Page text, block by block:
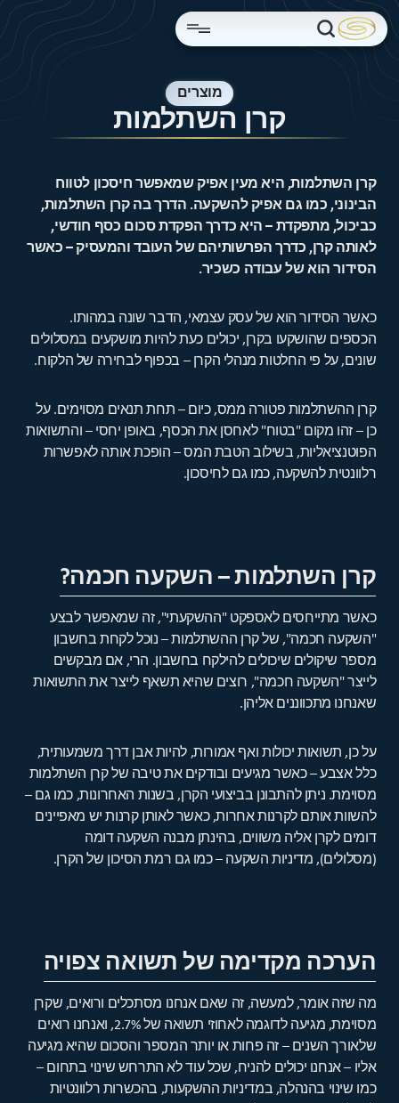
מוצרים
קרן השתלמות
קרן השתלמות, היא מעין אפיק שמאפשר חיסכון לטווח
הבינוני, כמו גם אפיק להשקעה. הדרך בה קרן השתלמות,
כביכול, מתפקדת – היא כדרך הפקדת סכום כסף חודשי,
לאותה קרן, כדרך הפרשותיהם של העובד והמעסיק – כאשר
הסידור הוא של עבודה כשכיר.
כאשר הסידור הוא של עסק עצמאי, הדבר שונה במהותו.
הכספים שהושקעו בקרן, יכולים כעת להיות מושקעים במסלולים
שונים, על פי החלטות מנהלי הקרן – בכפוף לבחירה של הלקוח.
קרן ההשתלמות פטורה ממס, כיום – תחת תנאים מסוימים. על
כן – זהו מקום "בטוח" לאחסן את הכסף, באופן יחסי – והתשואות
הפוטנציאליות, בשילוב הטבת המס – הופכת אותה לאפשרות
רלוונטית להשקעה, כמו גם לחיסכון.
קרן השתלמות – השקעה חכמה?
כאשר מתייחסים לאספקט "ההשקעתי", זה שמאפשר לבצע
"השקעה חכמה", של קרן ההשתלמות – נוכל לקחת בחשבון
מספר שיקולים שיכולים להילקח בחשבון. הרי, אם מבקשים
לייצר "השקעה חכמה", רוצים שהיא תשאף לייצר את התשואות
שאנחנו מתכווננים אליהן.
על כן, תשואות יכולות ואף אמורות, להיות אבן דרך משמעותית,
כלל אצבע – כאשר מגיעים ובודקים את טיבה של קרן השתלמות
מסוימת. ניתן להתבונן בביצועי הקרן, בשנות האחרונות, כמו גם –
להשוות אותם לקרנות אחרות, כאשר לאותן קרנות יש מאפיינים
דומים לקרן אליה משווים, בהינתן מבנה השקעה דומה
(מסלולים), מדיניות השקעה – כמו גם רמת הסיכון של הקרן.
הערכה מקדימה של תשואה צפויה
מה שזה אומר, למעשה, זה שאם אנחנו מסתכלים ורואים, שקרן
מסוימת, מגיעה לדוגמה לאחוזי תשואה של 2.7%, ואנחנו רואים
שלאורך השנים – זה פחות או יותר המספר והסכום שהיא מגיעה
אליו – אנחנו יכולים להניח, שכל עוד לא התרחש שינוי בתחום –
כמו שינוי בהנהלה, במדיניות ההשקעות, בהכשרות רלוונטיות